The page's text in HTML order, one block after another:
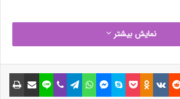
نمایش بیشتر
Reddit
VKontakte
Odnoklassniki پاکت اسکایپ مسنجر واتس آپ تلگرام وایبر لاین اشتراک گذاری با ایمیل